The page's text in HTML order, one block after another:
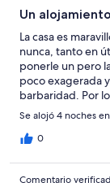
Un
La casa es
nunca, tanto en
ponerle un pero
poco exagerada
barbaridad. Por
Se alojó 4 noches
0
Comentario